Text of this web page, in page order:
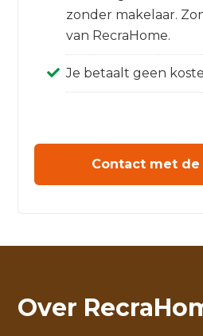
zonder makelaar.
van RecraHome.
Je betaalt geen
Contact met
Over